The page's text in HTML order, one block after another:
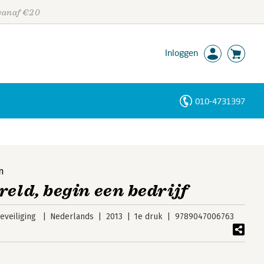
€20
Inloggen
010-4731397
begin een bedrijf
Nederlands 2013 1e druk 9789047006763
Personen